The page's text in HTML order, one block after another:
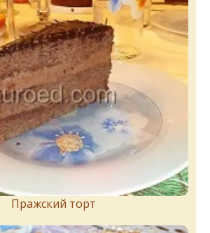
Пражский торт